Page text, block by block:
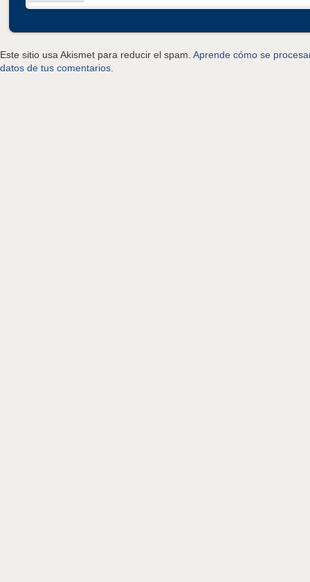
Este sitio usa Akismet para reducir el spam. Aprende cómo se
datos de tus comentarios